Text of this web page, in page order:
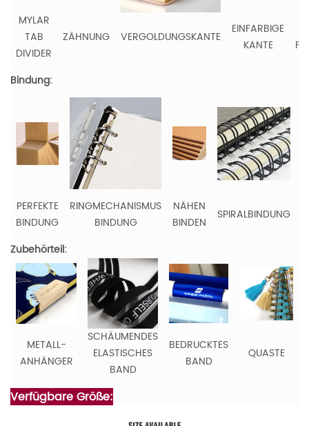
MYLAR
TAB
DIVIDER
ZÄHNUNG VERGOLDUNGSKANTE
EINFARBIGE
KANTE
Bindung:
PERFEKTE
BINDUNG
RINGMECHANISMUS
BINDUNG
NÄHEN
BINDEN
SPIRALBINDUNG
Zubehörteil:
METALL-
ANHÄNGER
SCHÄUMENDES
ELASTISCHES
BAND
BEDRUCKTES
BAND
QUASTE
Verfügbare Größe: